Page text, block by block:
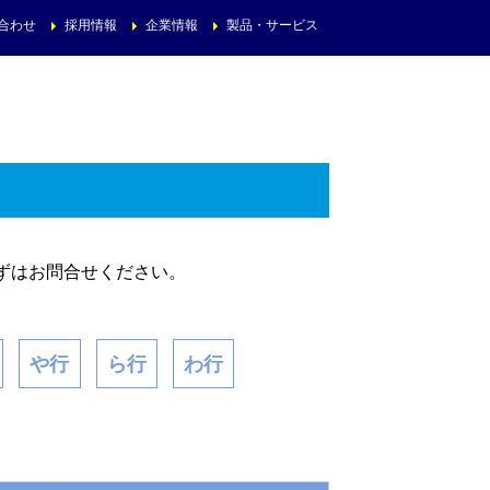
製品・サービス
企業情報
採用情報
わせ
お問合せください。
や行 ら行 わ行